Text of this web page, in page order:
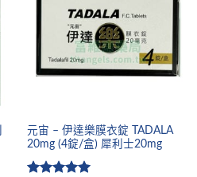
元宙 – 伊達樂膜衣錠 TADALA
20mg (4錠/盒) 犀利士20mg